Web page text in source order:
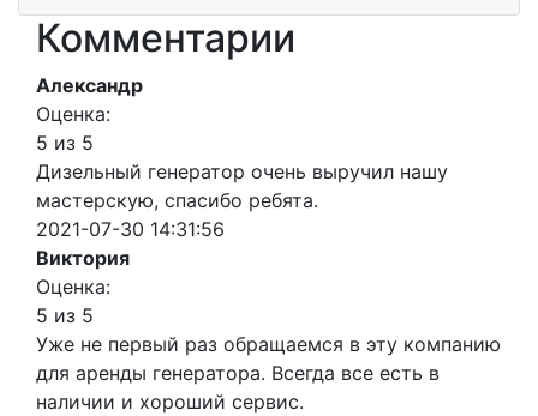
Комментарии
Александр
Оценка:
5 из 5
Дизельный генератор очень выручил нашу
мастерскую, спасибо ребята.
2021-07-30 14:31:56
Виктория
Оценка:
5 из 5
Уже не первый раз обращаемся в эту компанию
для аренды генератора. Всегда все есть в
наличии и хороший сервис.